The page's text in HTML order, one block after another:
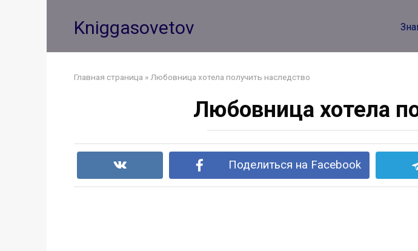
Kniggasovetov
Главная страница » Любовница хотела получить наследство
Любовница хотела
Поделиться на Facebook